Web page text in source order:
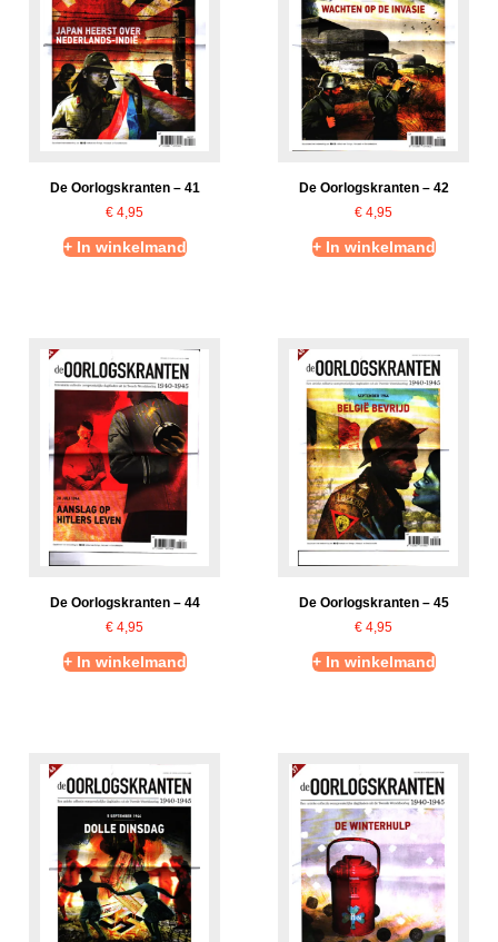
De Oorlogskranten – 41
€ 4,95
+ In winkelmand
De Oorlogskranten – 42
€ 4,95
+ In winkelmand
De Oorlogskranten – 44
€ 4,95
+ In winkelmand
De Oorlogskranten – 45
€ 4,95
+ In winkelmand